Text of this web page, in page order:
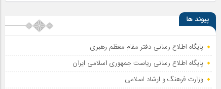
پیوند ها
پایگاه اطلاع رسانی دفتر مقام معظم رهبری
پایگاه اطلاع‌ رسانی ریاست‌ جمهوری اسلامی ایران
وزارت فرهنگ و ارشاد اسلامی